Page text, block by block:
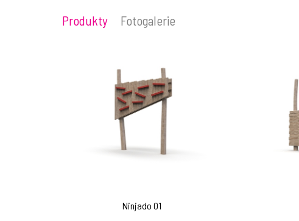
Produkty Fotogalerie
Ninjado 01